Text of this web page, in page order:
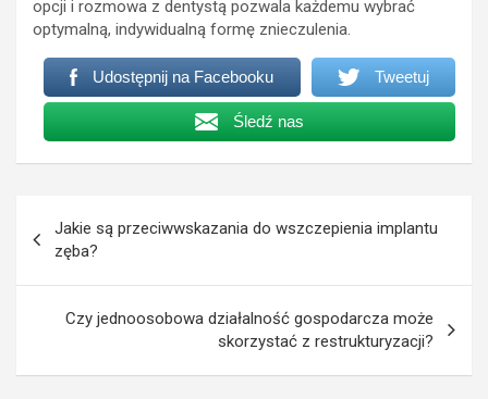
opcji i rozmowa z dentystą pozwala każdemu wybrać
optymalną, indywidualną formę znieczulenia.
Udostępnij na Facebooku Tweetuj
Śledź nas
wpisu
Jakie są przeciwwskazania do wszczepienia implantu
zęba?
Czy jednoosobowa działalność gospodarcza może
skorzystać z restrukturyzacji?